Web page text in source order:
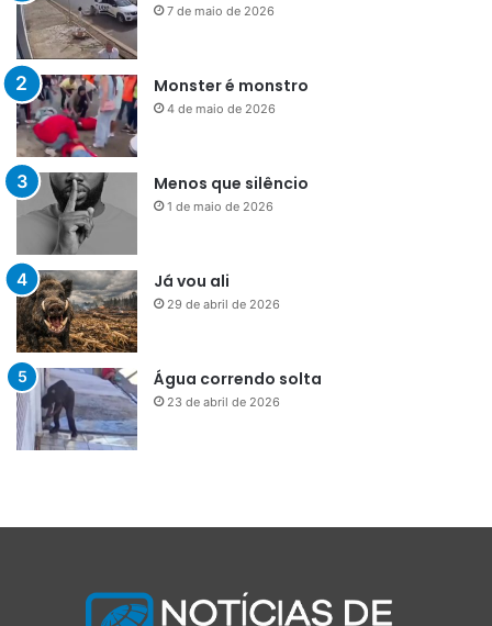
7 de maio de 2026
Monster é monstro
4 de maio de 2026
Menos que silêncio
1 de maio de 2026
Já vou ali
29 de abril de 2026
Água correndo solta
23 de abril de 2026